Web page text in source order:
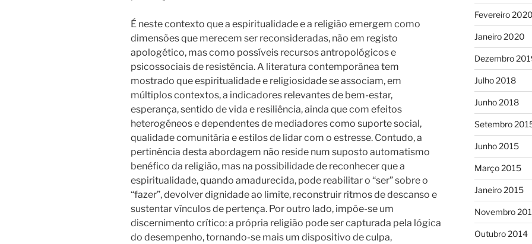
É neste contexto que a espiritualidade e a religião emergem como
dimensões que merecem ser reconsideradas, não em registo
apologético, mas como possíveis recursos antropológicos e
psicossociais de resistência. A literatura contemporânea tem
mostrado que espiritualidade e religiosidade se associam, em
múltiplos contextos, a indicadores relevantes de bem-estar,
esperança, sentido de vida e resiliência, ainda que com efeitos
heterogéneos e dependentes de mediadores como suporte social,
qualidade comunitária e estilos de lidar com o estresse. Contudo, a
pertinência desta abordagem não reside num suposto automatismo
benéfico da religião, mas na possibilidade de reconhecer que a
espiritualidade, quando amadurecida, pode reabilitar o “ser” sobre o
“fazer”, devolver dignidade ao limite, reconstruir ritmos de descanso e
sustentar vínculos de pertença. Por outro lado, impõe-se um
discernimento crítico: a própria religião pode ser capturada pela lógica
do desempenho, tornando-se mais um dispositivo de culpa,
Fevereiro 2020
Janeiro 2020
Dezembro
Julho 2018
Junho 2018
Setembro
Junho 2015
Março 2015
Janeiro 2015
Novembro
Outubro 2014